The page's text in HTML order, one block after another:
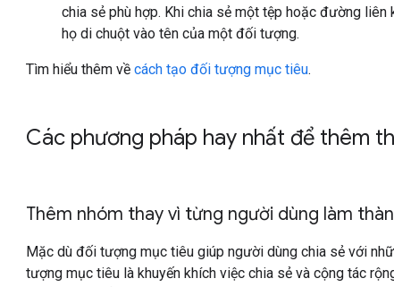
chia sẻ phù hợp. Khi chia sẻ một tệp hoặc đường
họ di chuột vào tên của một đối tượng.
Tìm hiểu thêm về cách tạo đối tượng mục tiêu.
Các phương pháp hay nhất để thêm
Thêm nhóm thay vì từng người dùng làm
Mặc dù đối tượng mục tiêu giúp người dùng chia sẻ với
tượng mục tiêu là khuyến khích việc chia sẻ và cộng tác